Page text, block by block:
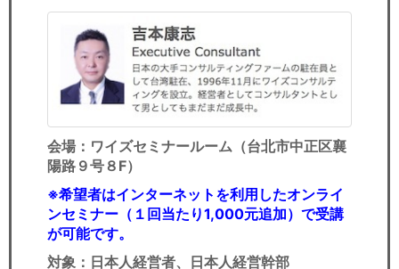
会場：ワイズセミナールーム（台北市中正区襄
陽路９号８F）
※希望者はインターネットを利用したオンライ
ンセミナー（１回当たり1,000元追加）で受講
が可能です。
対象：日本人経営者、日本人経営幹部